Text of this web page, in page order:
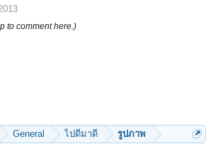
to comment here.)
General ไปดีมาดี รูปภาพ